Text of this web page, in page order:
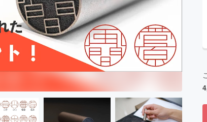
CAMPFIREふるさと納税machi-ya